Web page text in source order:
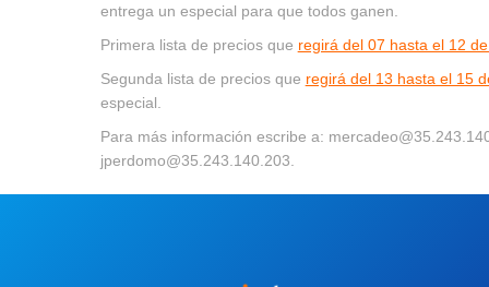
entrega un especial para que todos ganen.
Primera lista de precios que regirá del 07 hasta el 12
Segunda lista de precios que regirá del 13 hasta el 15
especial.
Para más información escribe a:
jperdomo@35.243.140.203